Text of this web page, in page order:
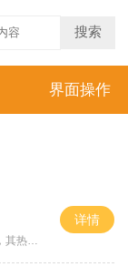
搜索
界面操作
传奇手游是一款备受玩家喜爱的经典游戏，其热门程度也导致了大量的私sf（私人服务器）网站的出现。私sf网站是由玩家自发创建并运营的服务器，具有独特的特点和玩法，为广大玩家
详情